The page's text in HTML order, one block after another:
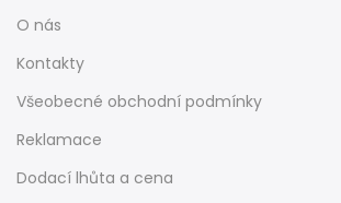
O nás
Kontakty
Všeobecné obchodní podmínky
Reklamace
Dodací lhůta a cena